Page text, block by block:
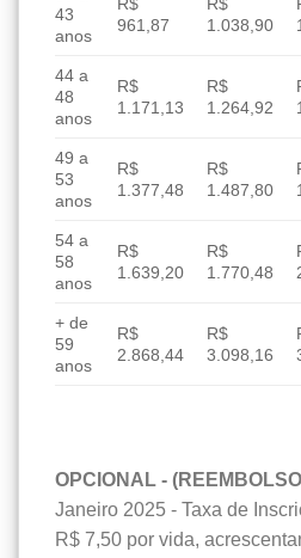
43
anos
R$
961,87
R$
1.038,90
44 a
48
anos
R$
1.171,13
R$
1.264,92
49 a
53
anos
R$
1.377,48
R$
1.487,80
54 a
58
anos
R$
1.639,20
R$
1.770,48
+ de
59
anos
R$
2.868,44
R$
3.098,16
OPCIONAL -
Janeiro 2025 - Taxa de
R$ 7,50 por vida,